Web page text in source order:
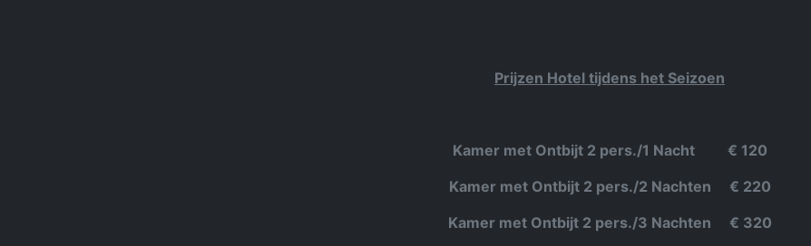
Prijzen Hotel tijdens het Seizoen
Kamer met Ontbijt 2 pers./1 Nacht € 120
Kamer met Ontbijt 2 pers./2 Nachten € 220
Kamer met Ontbijt 2 pers./3 Nachten € 320